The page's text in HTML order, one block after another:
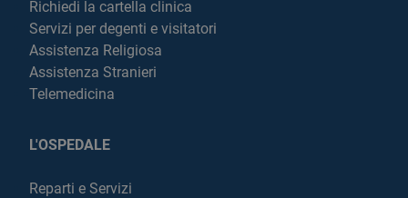
Richiedi la cartella clinica
Servizi per degenti e visitatori
Assistenza Religiosa
Assistenza Stranieri
Telemedicina
L'OSPEDALE
Reparti e Servizi